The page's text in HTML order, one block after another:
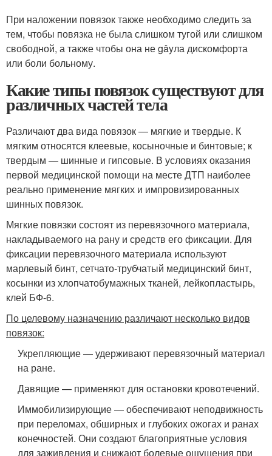
При наложении повязок также необходимо следить за
тем, чтобы повязка не была слишком тугой или слишком
свободной, а также чтобы она не gâyла дискомфорта
или боли больному.
Какие типы повязок существуют для
различных частей тела
Различают два вида повязок — мягкие и твердые. К
мягким относятся клеевые, косыночные и бинтовые; к
твердым — шинные и гипсовые. В условиях оказания
первой медицинской помощи на месте ДТП наиболее
реально применение мягких и импровизи­рованных
шинных повязок.
Мягкие повязки состоят из пе­ревязочного материала,
накла­дываемого на рану и средств его фиксации. Для
фиксации перевя­зочного материала используют
марлевый бинт, сетчато-трубчатый медицинский бинт,
косынки из хлопчатобумаж­ных тканей, лейкопластырь,
клей БФ-6.
По целевому назначению различают несколько видов
повязок:
Укрепляющие — удерживают перевязочный матери­ал
на ране.
Давящие — применяют для остановки кровотечений.
Иммобилизирующие — обеспечивают неподвижность
при переломах, обширных и глубоких ожогах и ранах
конечностей. Они создают благоприятные условия
для заживления и снижают болевые ощущения при